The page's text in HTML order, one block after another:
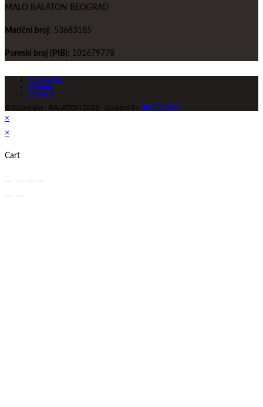
MALO BALATON BEOGRAD
Matični broj: 53683185
Poreski broj (PIB): 101679778
Prodavnica
O nama
Kontakt
© Copyright - BALATON 2022 - Created By BILDSTUDIO
×
×
Cart